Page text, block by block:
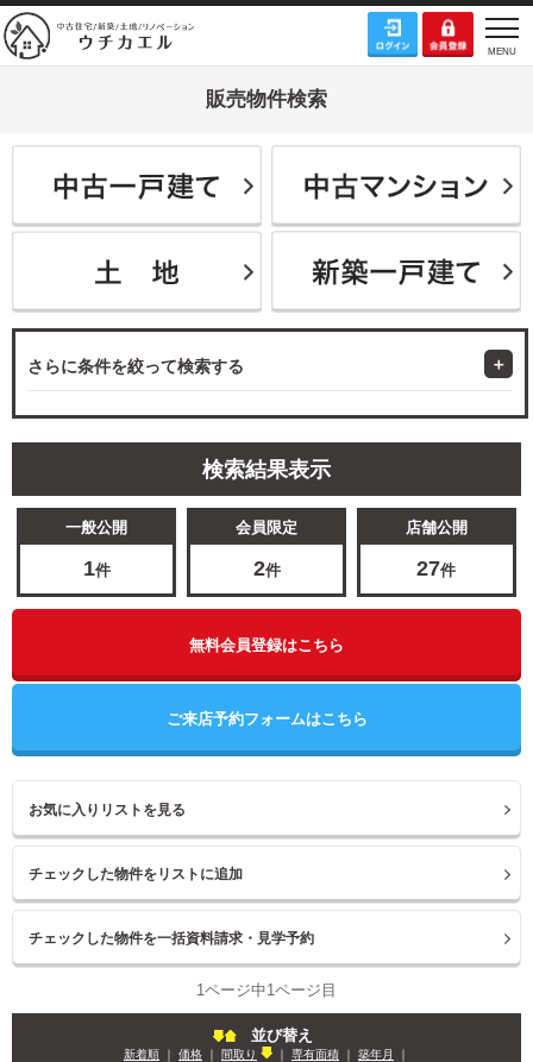
販売物件検索
さらに条件を絞って検索する
検索結果表示
一般公開
1件
会員限定
2件
店舗公開
27件
無料会員登録はこちら
ご来店予約フォームはこちら
お気に入りリストを見る
1ページ中1ページ目
並び替え
新着順 ｜ 価格 ｜ 間取り ｜ 専有面積 ｜ 築年月 ｜